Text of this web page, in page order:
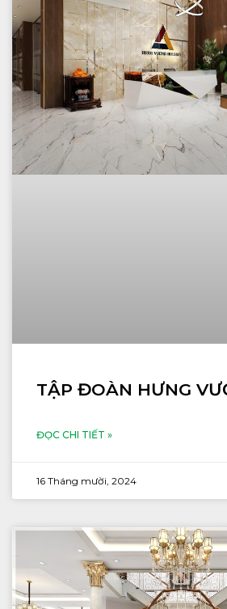
TẬP ĐOÀN HƯNG
ĐỌC CHI TIẾT »
16 Tháng mười, 2024